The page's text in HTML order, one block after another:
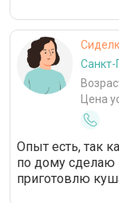
Цена
Опыт есть, так
по дому сделаю
приготовлю